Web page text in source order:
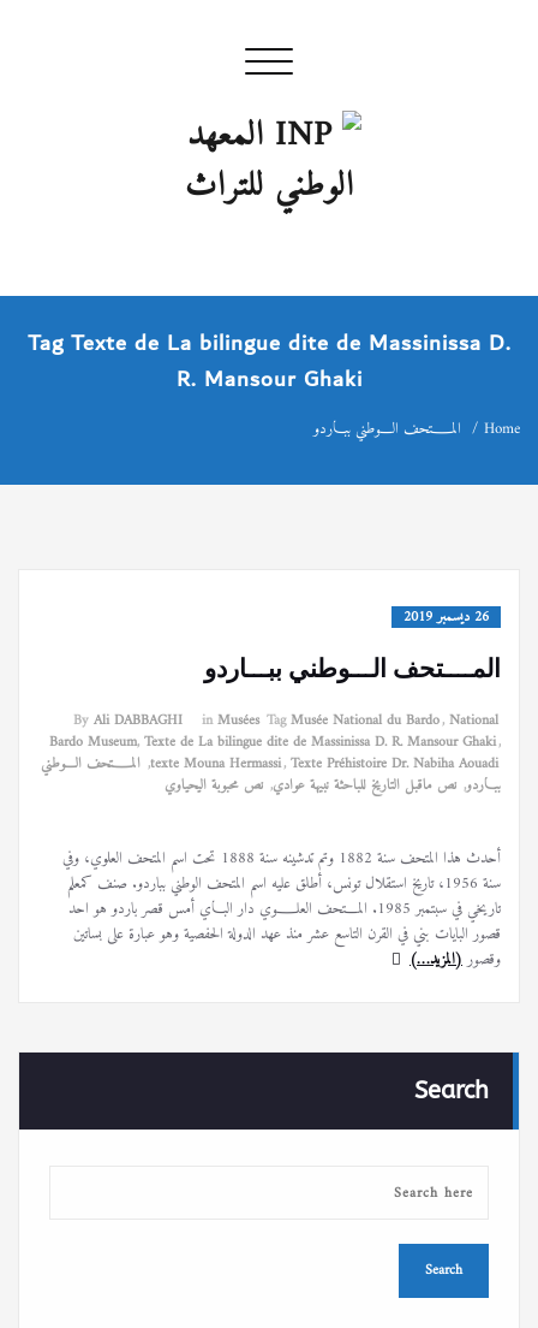
Toggle navigation
Tag Texte de La bilingue dite de Massinissa D.
R. Mansour Ghaki
Home المــــتحف الـــوطني ببـــاردو
26 ديسمبر 2019
المــــتحف الـــوطني ببـــاردو
ByAli DABBAGHI inMusées TagMusée National du Bardo,National
Bardo Museum,Texte de La bilingue dite de Massinissa D. R. Mansour Ghaki,
texte Mouna Hermassi,Texte Préhistoire Dr. Nabiha Aouadi
, المــــتحف الـــوطني
ببـــاردو, نص ماقبل التاريخ للباحثة نبيهة عوادي, نص محبوبة اليحياوي
أحدث هذا المتحف سنة 1882 وتم تدشينه سنة 1888 تحت اسم المتحف العلوي، وفي
سنة 1956، تاريخ استقلال تونس، أطلق عليه اسم المتحف الوطني بباردو. صنف كمعلم
تاريخي في سبتمبر 1985. المـــتحف العلــــوي دار البــاي أمس قصر باردو هو احد
قصور البايات بني في القرن التاسع عشر منذ عهد الدولة الحفصية وهو عبارة على بساتين
وقصور(المزيد…)
Search